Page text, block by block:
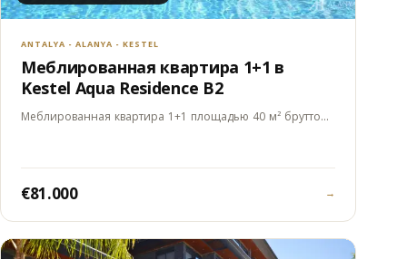
ANTALYA - ALANYA - KESTEL
Меблированная квартира 1+1 в
Kestel Aqua Residence B2
Меблированная квартира 1+1 площадью 40 м² брутто…
€81.000 →